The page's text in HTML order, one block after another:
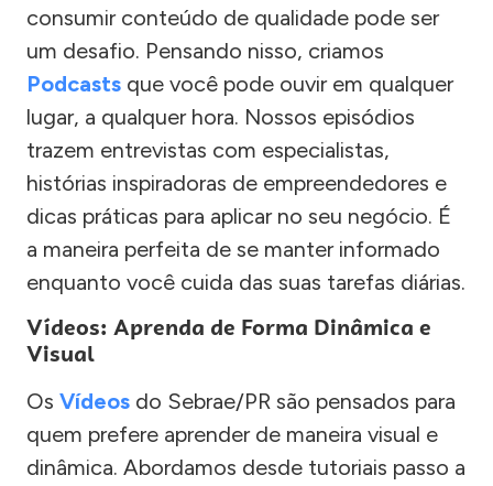
consumir conteúdo de qualidade pode ser
um desafio. Pensando nisso, criamos
Podcasts que você pode ouvir em qualquer
lugar, a qualquer hora. Nossos episódios
trazem entrevistas com especialistas,
histórias inspiradoras de empreendedores e
dicas práticas para aplicar no seu negócio. É
a maneira perfeita de se manter informado
enquanto você cuida das suas tarefas diárias.
Vídeos: Aprenda de Forma Dinâmica e
Visual
Os Vídeos do Sebrae/PR são pensados para
quem prefere aprender de maneira visual e
dinâmica. Abordamos desde tutoriais passo a